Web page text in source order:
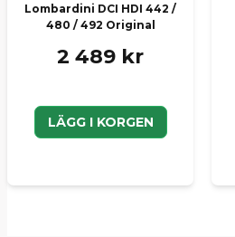
Lombardini DCI HDI 442 /
480 / 492 Original
2 489 kr
LÄGG I KORGEN